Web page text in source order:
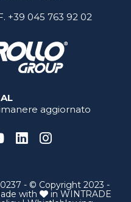
+39 045 763 92 02
aggiornato
- © Copyright 2023 -
with
in WINTRADE